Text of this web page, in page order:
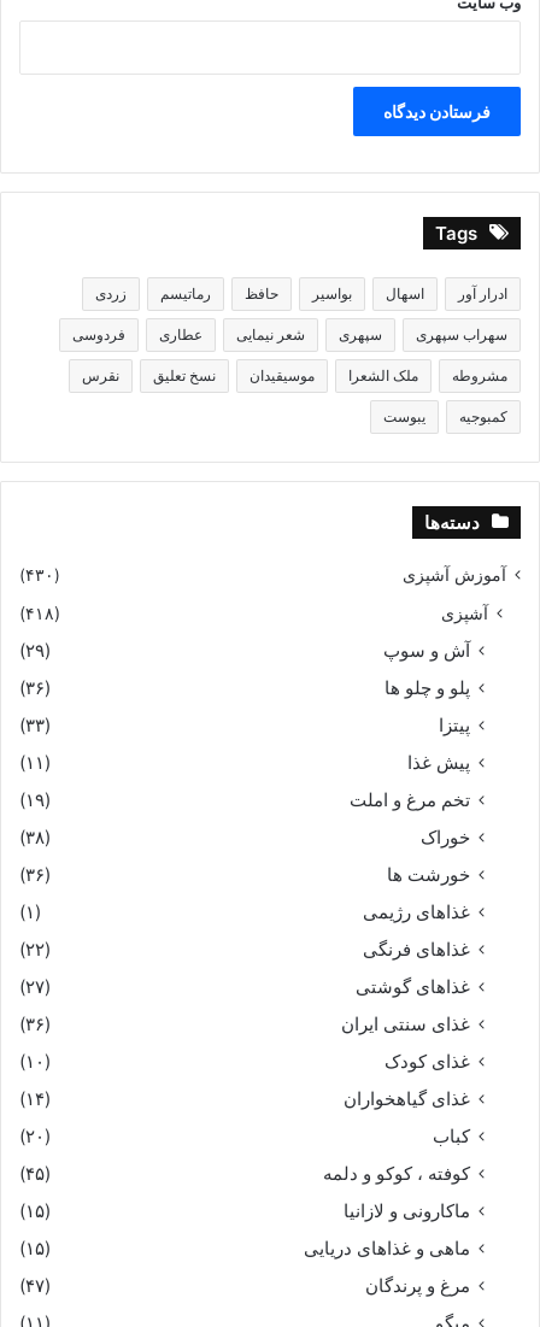
Tags
ادرار آور اسهال بواسیر حافظ رماتیسم زردی
سهراب سپهری سپهری شعر نیمایی عطاری فردوسی
مشروطه ملک الشعرا موسیقیدان نسخ تعلیق نقرس
کمبوجیه یبوست
دسته‌ها
آموزش آشپزی (۴۳۰)
آشپزی (۴۱۸)
آش و سوپ
(۲۹)
پلو و چلو ها
(۳۶)
پیتزا
(۳۳)
پیش غذا
(۱۱)
تخم مرغ و املت
(۱۹)
خوراک
(۳۸)
خورشت ها
(۳۶)
غذاهای رژیمی
(۱)
غذاهای فرنگی
(۲۲)
غذاهای گوشتی
(۲۷)
غذای سنتی ایران
(۳۶)
غذای کودک
(۱۰)
غذای گیاهخواران
(۱۴)
کباب
(۲۰)
کوفته ، کوکو و دلمه
(۴۵)
ماکارونی و لازانیا
(۱۵)
ماهی و غذاهای دریایی
(۱۵)
مرغ و پرندگان
(۴۷)